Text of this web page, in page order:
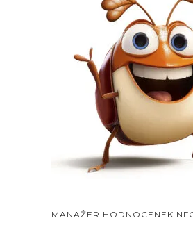
MANAŽER HODNOCENEK